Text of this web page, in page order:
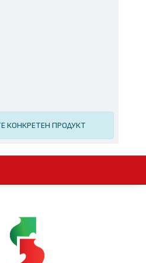
КОНКРЕТЕН ПРОДУКТ